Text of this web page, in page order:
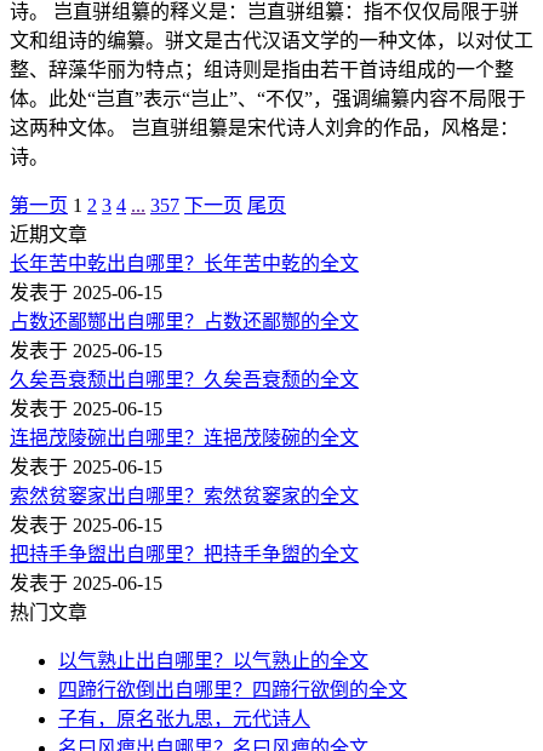
诗。 岂直骈组纂的释义是：岂直骈组纂：指不仅仅局限于骈
文和组诗的编纂。骈文是古代汉语文学的一种文体，以对仗工
整、辞藻华丽为特点；组诗则是指由若干首诗组成的一个整
体。此处“岂直”表示“岂止”、“不仅”，强调编纂内容不局限于
这两种文体。 岂直骈组纂是宋代诗人刘弇的作品，风格是：
诗。
第一页 1 2 3 4 ... 357 下一页 尾页
近期文章
长年苦中乾出自哪里？长年苦中乾的全文
发表于 2025-06-15
占数还鄙酂出自哪里？占数还鄙酂的全文
发表于 2025-06-15
久矣吾衰颓出自哪里？久矣吾衰颓的全文
发表于 2025-06-15
连挹茂陵碗出自哪里？连挹茂陵碗的全文
发表于 2025-06-15
索然贫窭家出自哪里？索然贫窭家的全文
发表于 2025-06-15
把持手争盥出自哪里？把持手争盥的全文
发表于 2025-06-15
热门文章
以气熟止出自哪里？以气熟止的全文
四蹄行欲倒出自哪里？四蹄行欲倒的全文
子有，原名张九思，元代诗人